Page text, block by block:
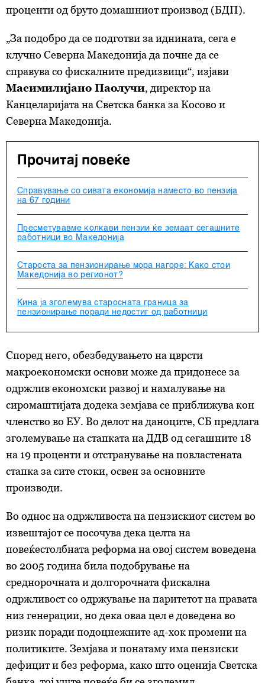
проценти од бруто домашниот производ (БДП).
„За подобро да се подготви за иднината, сега е
клучно Северна Македонија да почне да се
справува со фискалните предизвици“, изјави
Масимилијано Паолучи, директор на
Канцеларијата на Светска банка за Косово и
Северна Македонија.
Прочитај повеќе
Справување со сивата економија наместо во пензија
на 67 години
Пресметувавме колкави пензии ќе земаат сегашните
работници во Македонија
Староста за пензионирање мора нагоре: Како стои
Македонија во регионот?
Кина ја зголемува старосната граница за
пензионирање поради недостиг од работници
Според него, обезбедувањето на цврсти
макроекономски основи може да придонесе за
одржлив економски развој и намалување на
сиромаштијата додека земјава се приближува кон
членство во ЕУ. Во делот на даноците, СБ предлага
зголемување на стапката на ДДВ од сегашните 18
на 19 проценти и отстранување на повластената
стапка за сите стоки, освен за основните
производи.
Во однос на одржливоста на пензискиот систем во
извештајот се посочува дека целта на
повеќестолбната реформа на овој систем воведена
во 2005 година била подобрување на
среднорочната и долгорочната фискална
одржливост со одржување на паритетот на правата
низ генерации, но дека оваа цел е доведена во
ризик поради подоцнежните ад-хок промени на
политиките. Земјава и понатаму има пензиски
дефицит и без реформа, како што оценија Светска